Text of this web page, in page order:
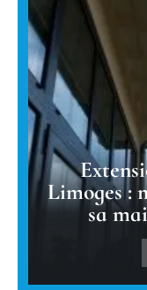
Limoges :
sa